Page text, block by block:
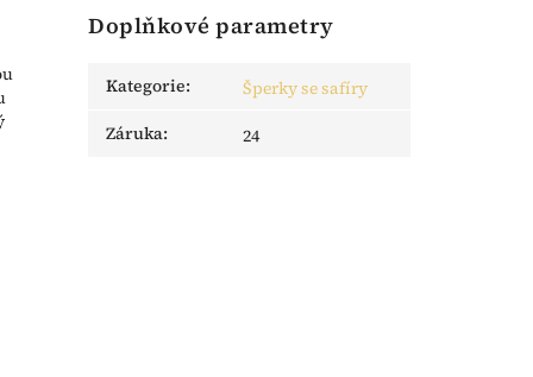
Doplňkové parametry
Kategorie:
Šperky se safíry
Záruka: 24